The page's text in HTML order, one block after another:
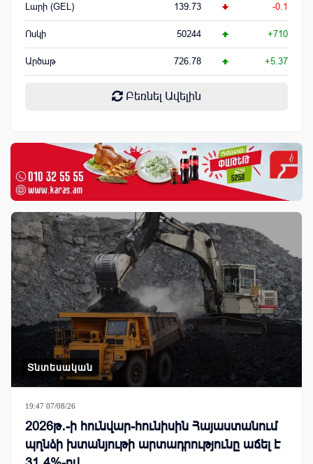
Լարի (GEL) 139.73 -0.1
Ոսկի 50244 +710
Արծաթ 726.78 +5.37
Բեռնել Ավելին
Տնտեսական
19:47 07/08/26
2026թ․-ի հունվար-հունիսին Հայաստանում
պղնձի խտանյութի արտադրությունը աճել է